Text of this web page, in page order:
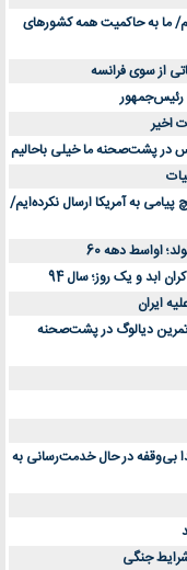
حساس و کلان
| بررسی ۱۲ مدل برتر
ما به حاکمیت همه کشورهای
از سوی فرانسه
اخیر
به آمریکا ارسال نکرده‌ایم/
اواسط دهه 60
ابد و یک روز؛ سال 94
دیالوگ در پشت‌صحنه
بی‌وقفه در حال خدمت‌رسانی به
جنگی